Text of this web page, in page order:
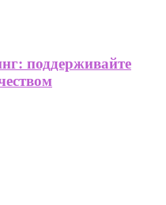
поддерживайте